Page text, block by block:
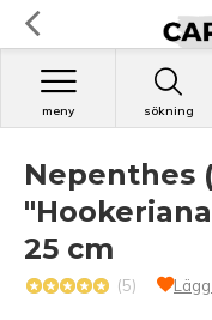
sökning
meny
Nepenthes
25 cm
(5)